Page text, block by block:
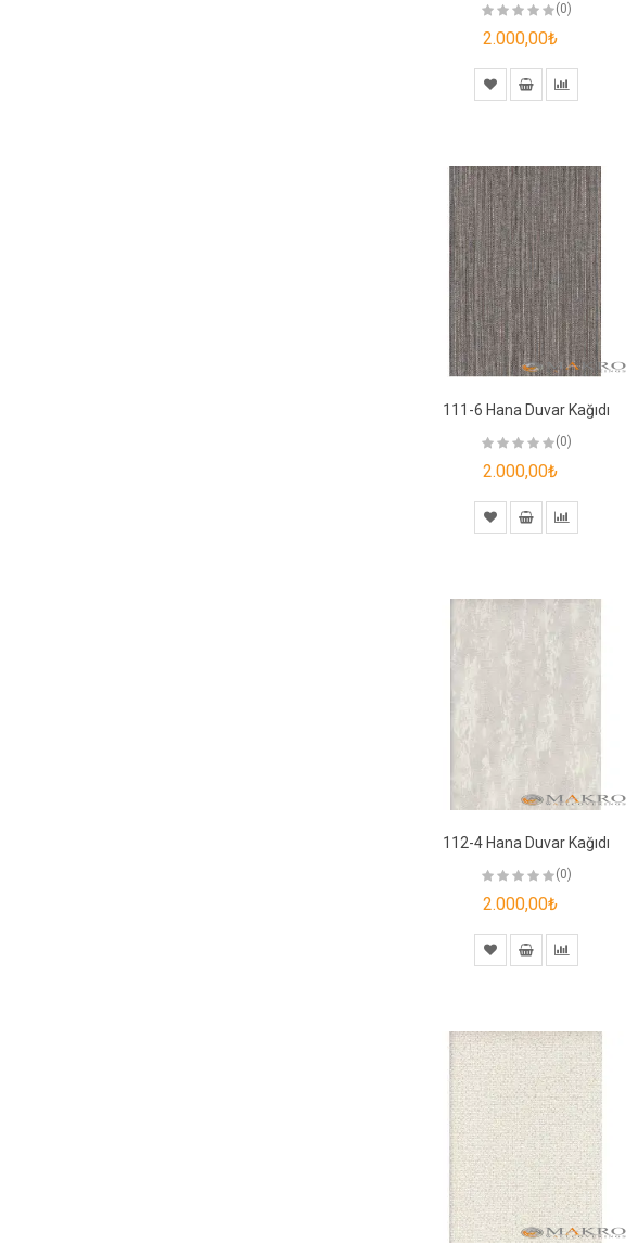
(0)
2.000,00₺
111-6 Hana Duvar Kağıdı
(0)
2.000,00₺
112-4 Hana Duvar Kağıdı
(0)
2.000,00₺